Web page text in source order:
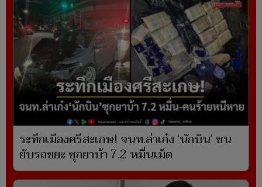
ระทึกเมืองศรีสะเกษ! จนท.ล่าเก๋ง ‘นักบิน’ ชน
ยับรถขยะ ซุกยาบ้า 7.2 หมื่นเม็ด